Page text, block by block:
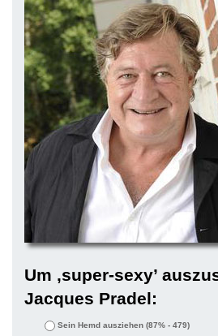
Um ‚super-sexy’
Jacques Pradel:
Sein Hemd ausziehen (87% - 479)